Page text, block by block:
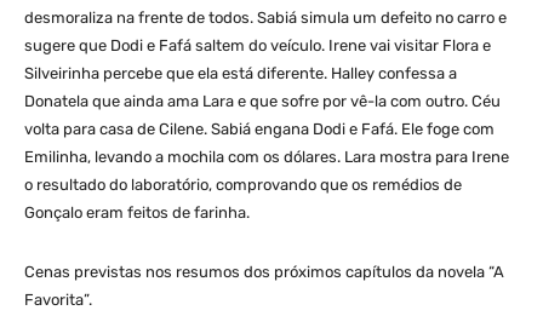
desmoraliza na frente de todos. Sabiá simula um defeito no carro e
sugere que Dodi e Fafá saltem do veículo. Irene vai visitar Flora e
Silveirinha percebe que ela está diferente. Halley confessa a
Donatela que ainda ama Lara e que sofre por vê-la com outro. Céu
volta para casa de Cilene. Sabiá engana Dodi e Fafá. Ele foge com
Emilinha, levando a mochila com os dólares. Lara mostra para Irene
o resultado do laboratório, comprovando que os remédios de
Gonçalo eram feitos de farinha.
Cenas previstas nos resumos dos próximos capítulos da novela “A
Favorita”.